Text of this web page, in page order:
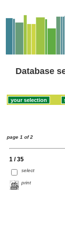
Database
page 1 of 2
1 / 35
select
print